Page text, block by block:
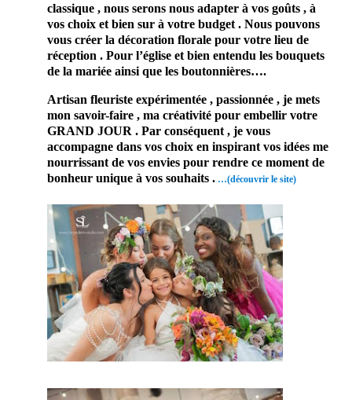
classique , nous serons nous adapter à vos goûts , à
vos choix et bien sur à votre budget . Nous pouvons
vous créer la décoration florale pour votre lieu de
réception . Pour l’église et bien entendu les bouquets
de la mariée ainsi que les boutonnières….
Artisan fleuriste expérimentée , passionnée , je mets
mon savoir-faire , ma créativité pour embellir votre
GRAND JOUR . Par conséquent , je vous
accompagne dans vos choix en inspirant vos idées me
nourrissant de vos envies pour rendre ce moment de
bonheur unique à vos souhaits . …(découvrir le site)